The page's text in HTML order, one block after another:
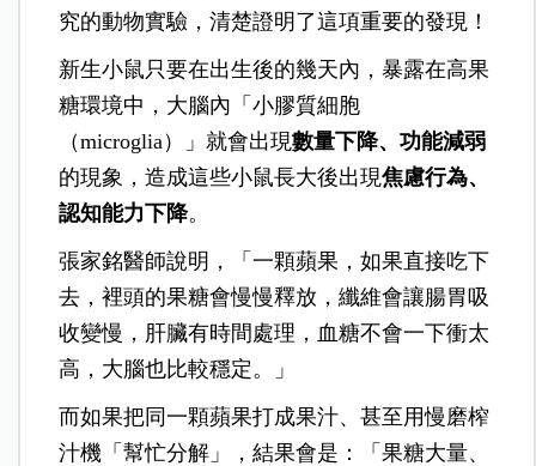
究的動物實驗，清楚證明了這項重要的發現！
新生小鼠只要在出生後的幾天內，暴露在高果
糖環境中，大腦內「小膠質細胞
（microglia）」就會出現數量下降、功能減弱
的現象，造成這些小鼠長大後出現焦慮行為、
認知能力下降。
張家銘醫師說明，「一顆蘋果，如果直接吃下
去，裡頭的果糖會慢慢釋放，纖維會讓腸胃吸
收變慢，肝臟有時間處理，血糖不會一下衝太
高，大腦也比較穩定。」
而如果把同一顆蘋果打成果汁、甚至用慢磨榨
汁機「幫忙分解」，結果會是：「果糖大量、